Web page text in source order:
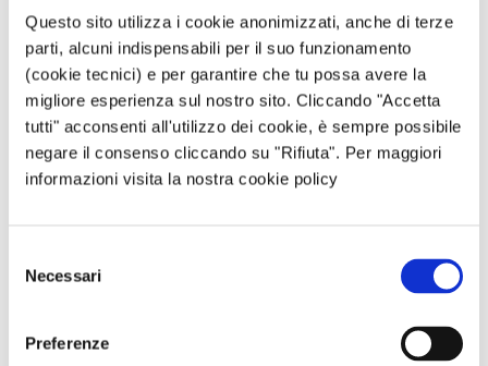
Questo sito utilizza i cookie anonimizzati, anche di terze
parti, alcuni indispensabili per il suo funzionamento
(cookie tecnici) e per garantire che tu possa avere la
migliore esperienza sul nostro sito. Cliccando "Accetta
tutti" acconsenti all'utilizzo dei cookie, è sempre possibile
negare il consenso cliccando su "Rifiuta". Per maggiori
informazioni visita la nostra cookie policy
delNecessari
Preferenze
kW a 7 kW, e successivo ripensamento con
incremento fino a 8 kW
Contributo per l’aumento di potenza disponibile:
69,36 euro/kW*1 kW + 10% = 76,27 euro
Cosa cambia nella bolletta?
Ricordiamo che la “Quota potenza” è l’importo da
euro/kW/mese e determina un
costo fisso il cui
importo è indipendente dai propri consumi.
impegnata ed il prezzo unitario fissato